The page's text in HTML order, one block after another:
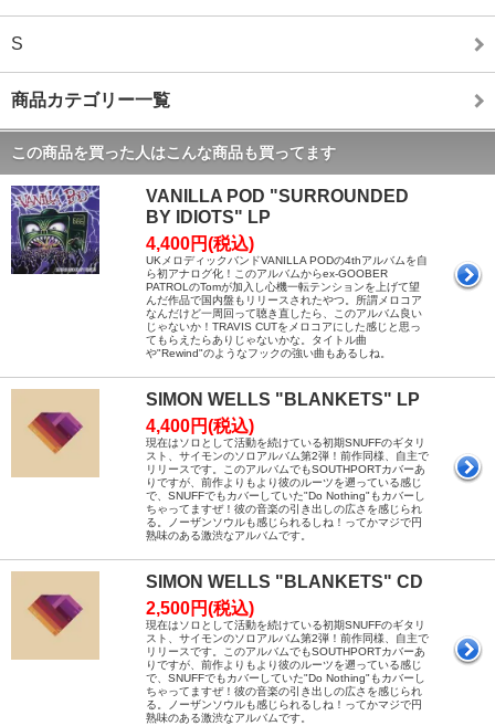
S
商品カテゴリー一覧
この商品を買った人はこんな商品も買ってます
VANILLA POD "SURROUNDED
BY IDIOTS" LP
4,400円(税込)
UKメロディックバンドVANILLA PODの4thアルバムを自
ら初アナログ化！このアルバムからex-GOOBER
PATROLのTomが加入し心機一転テンションを上げて望
んだ作品で国内盤もリリースされたやつ。所謂メロコア
なんだけど一周回って聴き直したら、このアルバム良い
じゃないか！TRAVIS CUTをメロコアにした感じと思っ
てもらえたらありじゃないかな。タイトル曲
や"Rewind"のようなフックの強い曲もあるしね。
SIMON WELLS "BLANKETS" LP
4,400円(税込)
現在はソロとして活動を続けている初期SNUFFのギタリ
スト、サイモンのソロアルバム第2弾！前作同様、自主で
リリースです。このアルバムでもSOUTHPORTカバーあ
りですが、前作よりもより彼のルーツを遡っている感じ
で、SNUFFでもカバーしていた"Do Nothing"もカバーし
ちゃってますぜ！彼の音楽の引き出しの広さを感じられ
る。ノーザンソウルも感じられるしね！ってかマジで円
熟味のある激渋なアルバムです。
SIMON WELLS "BLANKETS" CD
2,500円(税込)
現在はソロとして活動を続けている初期SNUFFのギタリ
スト、サイモンのソロアルバム第2弾！前作同様、自主で
リリースです。このアルバムでもSOUTHPORTカバーあ
りですが、前作よりもより彼のルーツを遡っている感じ
で、SNUFFでもカバーしていた"Do Nothing"もカバーし
ちゃってますぜ！彼の音楽の引き出しの広さを感じられ
る。ノーザンソウルも感じられるしね！ってかマジで円
熟味のある激渋なアルバムです。